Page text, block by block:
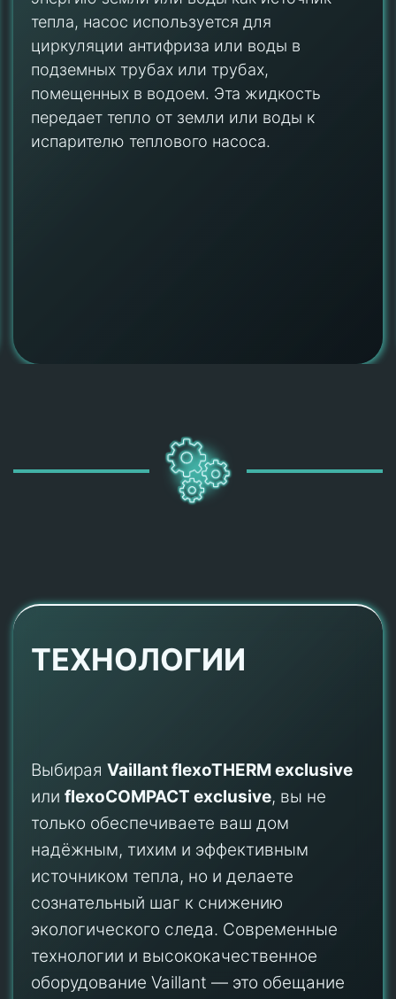
энергию из низкотемпературного
источника (например, почвы, водоема или
воздуха). Хладагент, который поступает в
испаритель в виде жидкости низкого
давления, испаряется, поглощая тепло, и
превращается в газ.
ТЕХНОЛОГИИ
Выбирая Vaillant flexoTHERM exclusive
или flexoCOMPACT exclusive, вы не
только обеспечиваете ваш дом
надёжным, тихим и эффективным
источником тепла, но и делаете
сознательный шаг к снижению
экологического следа. Современные
технологии и высококачественное
оборудование Vaillant — это обещание